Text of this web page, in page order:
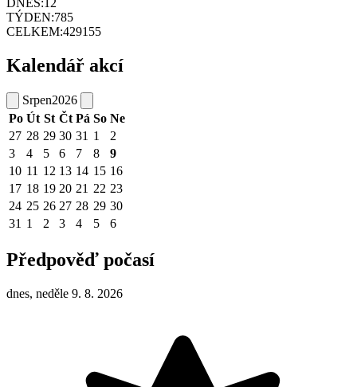
DNES: 12
TÝDEN:785
CELKEM:429155
Kalendář akcí
Srpen2026
Po Út St Čt Pá So Ne
27 28 29 30 31 1
2
3
4 5 6 7 8
9
10 11 12 13 14 15 16
17 18 19 20 21 22 23
24 25 26 27 28 29 30
31 1 2 3 4 5 6
Předpověď počasí
dnes, neděle 9. 8. 2026